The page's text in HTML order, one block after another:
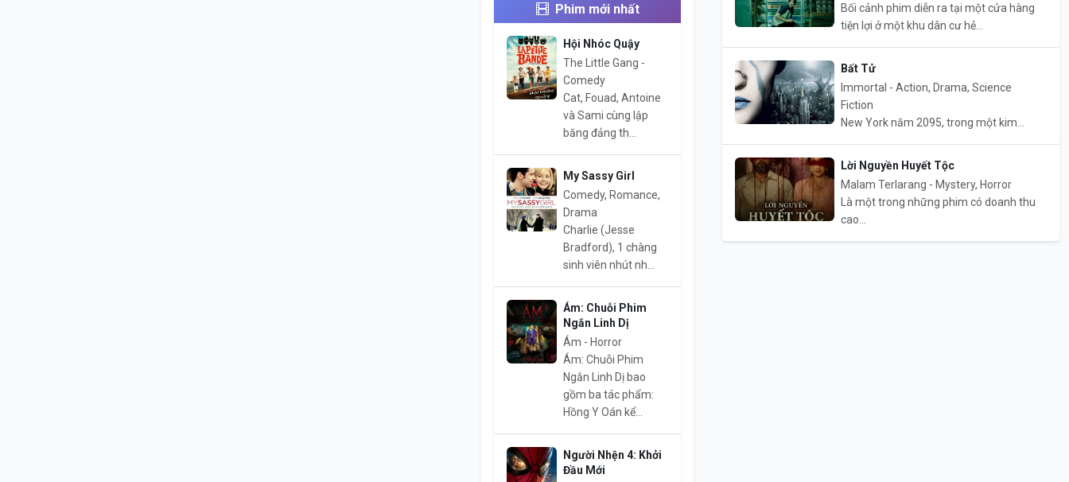
Phim mới nhất
Hội Nhóc Quậy
The Little Gang -
Comedy
Cat, Fouad, Antoine
và Sami cùng lập
băng đảng th...
My Sassy Girl
Comedy, Romance,
Drama
Charlie (Jesse
Bradford), 1 chàng
sinh viên nhút nh...
Ám: Chuỗi Phim
Ngắn Linh Dị
Ám - Horror
Ám: Chuỗi Phim
Ngắn Linh Dị bao
gồm ba tác phẩm:
Hồng Y Oán kể...
Người Nhện 4: Khởi
Đầu Mới
Bối cảnh phim diễn ra tại một cửa hàng
tiện lợi ở một khu dân cư hẻ...
Bất Tử
Immortal - Action, Drama, Science
Fiction
New York năm 2095, trong một kim...
Lời Nguyền Huyết Tộc
Malam Terlarang - Mystery, Horror
Là một trong những phim có doanh thu
cao...